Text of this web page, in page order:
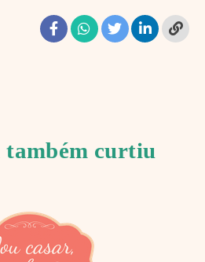
também curtiu